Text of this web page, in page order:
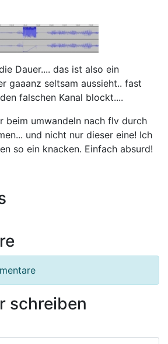
Dauer.... das ist also ein
gaaanz seltsam aussieht.. fast
falschen Kanal blockt....
beim umwandeln nach flv durch
und nicht nur dieser eine! Ich
so ein knacken. Einfach absurd!
schreiben